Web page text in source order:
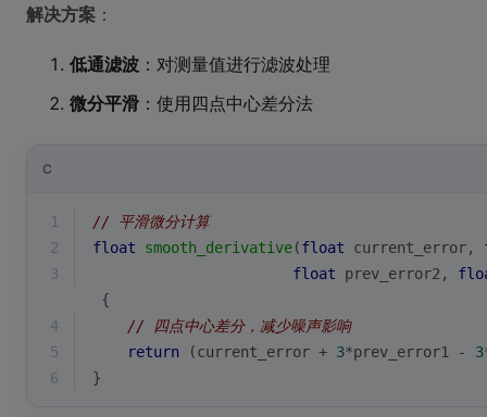
解决方案 ：
低通滤波 ：对测量值进行滤波处理
微分平滑 ：使用四点中心差分法
C
1
// 平滑微分计算
2
float smooth_derivative(float current_error,
3
float prev_error2,
{
4
// 四点中心差分，减少噪声影响
5
return (current_error + 3*prev_error1 - 3
6
}